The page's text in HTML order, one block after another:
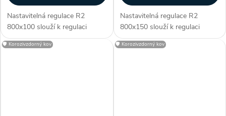
Nastavitelná regulace R2
800x100 slouží k regulaci
průtoku vzduchu. Regulace je
určena pro
Nastavitelná regulace R2
800x150 slouží k regulaci
průtoku vzduchu. Regulace je
určena pro
🛡️ Korozivzdorný kov 🛡️ Korozivzdorný kov